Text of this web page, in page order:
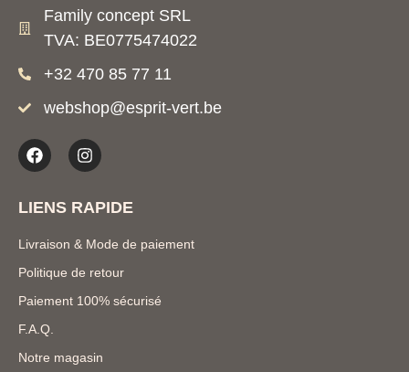
Family concept SRL
TVA: BE0775474022
+32 470 85 77 11
webshop@esprit-vert.be
LIENS RAPIDE
Livraison & Mode de paiement
Politique de retour
Paiement 100% sécurisé
F.A.Q.
Notre magasin